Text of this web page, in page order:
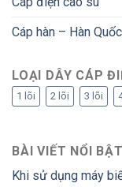
Cáp hàn – Hàn Quốc
LOẠI DÂY CÁP
1 lõi 2 lõi 3 lõi
BÀI VIẾT NỔI BẬT
Khi sử dụng máy